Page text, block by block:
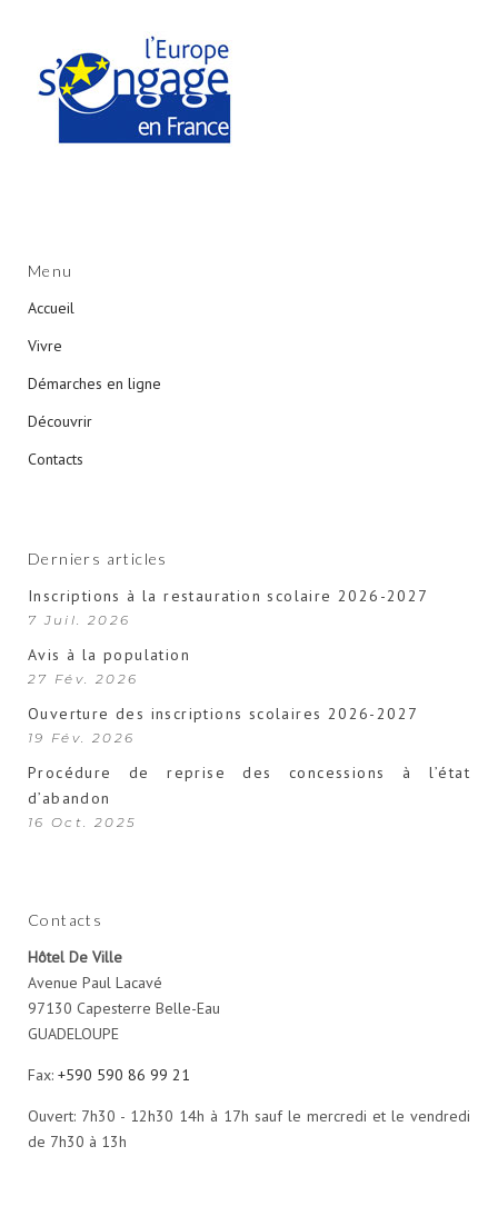
Menu
Accueil
Vivre
Démarches en ligne
Découvrir
Contacts
Derniers articles
Inscriptions à la restauration scolaire 2026-2027
7 Juil. 2026
Avis à la population
27 Fév. 2026
Ouverture des inscriptions scolaires 2026-2027
19 Fév. 2026
Procédure de reprise des concessions à l’état
d’abandon
16 Oct. 2025
Contacts
Hôtel De Ville
Avenue Paul Lacavé
97130 Capesterre Belle-Eau
GUADELOUPE
Fax: +590 590 86 99 21
Ouvert: 7h30 - 12h30 14h à 17h sauf le mercredi et le vendredi
de 7h30 à 13h